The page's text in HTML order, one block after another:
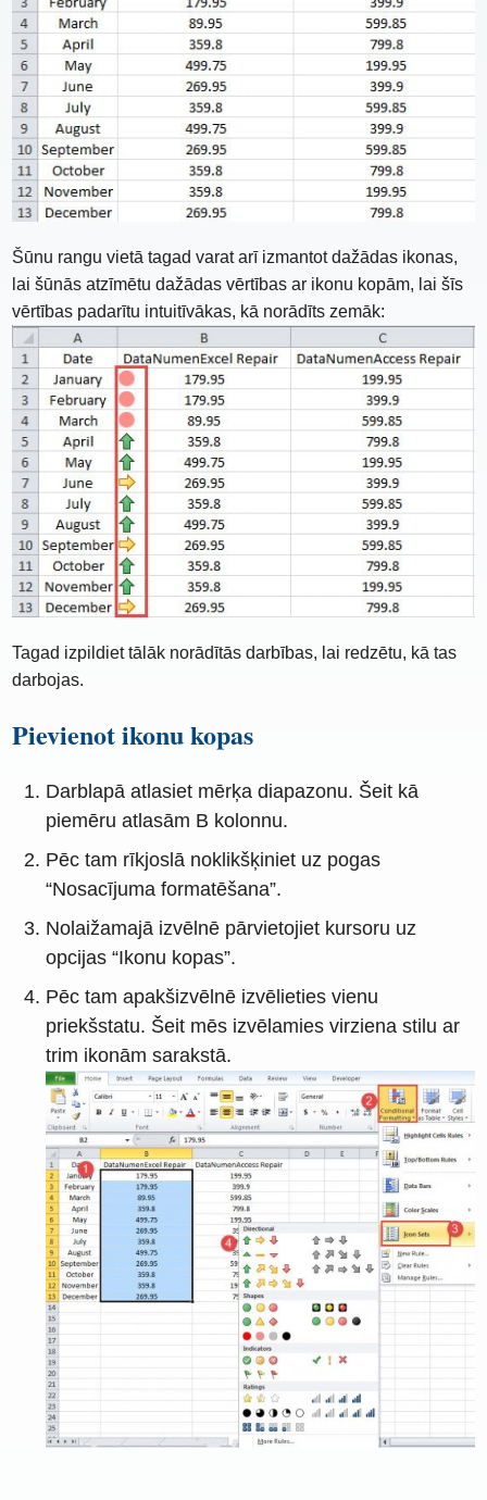
Šūnu rangu vietā tagad varat arī izmantot dažādas ikonas,
lai šūnās atzīmētu dažādas vērtības ar ikonu kopām, lai šīs
vērtības padarītu intuitīvākas, kā norādīts zemāk:
Tagad izpildiet tālāk norādītās darbības, lai redzētu, kā tas
darbojas.
Pievienot ikonu kopas
Darblapā atlasiet mērķa diapazonu. Šeit kā
piemēru atlasām B kolonnu.
Pēc tam rīkjoslā noklikšķiniet uz pogas
“Nosacījuma formatēšana”.
Nolaižamajā izvēlnē pārvietojiet kursoru uz
opcijas “Ikonu kopas”.
Pēc tam apakšizvēlnē izvēlieties vienu
priekšstatu. Šeit mēs izvēlamies virziena stilu ar
trim ikonām sarakstā.